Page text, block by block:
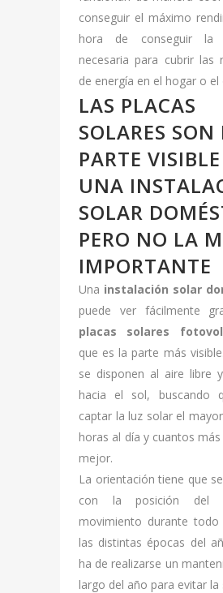
conseguir el máximo
hora de conseguir la
necesaria para cubrir las
de energía en el hogar o el
LAS PLACAS
SOLARES SON
PARTE
UNA
SOLAR
PERO NO LA
IMPORTANTE
Una instalación solar
puede ver fácilmente
placas solares
que es la parte más
se disponen al aire libre
hacia el sol, buscando
captar la luz solar el
horas al día y cuantos
mejor.
La orientación tiene que
con la posición
movimiento durante
las distintas épocas del
ha de realizarse un
largo del año para evitar la